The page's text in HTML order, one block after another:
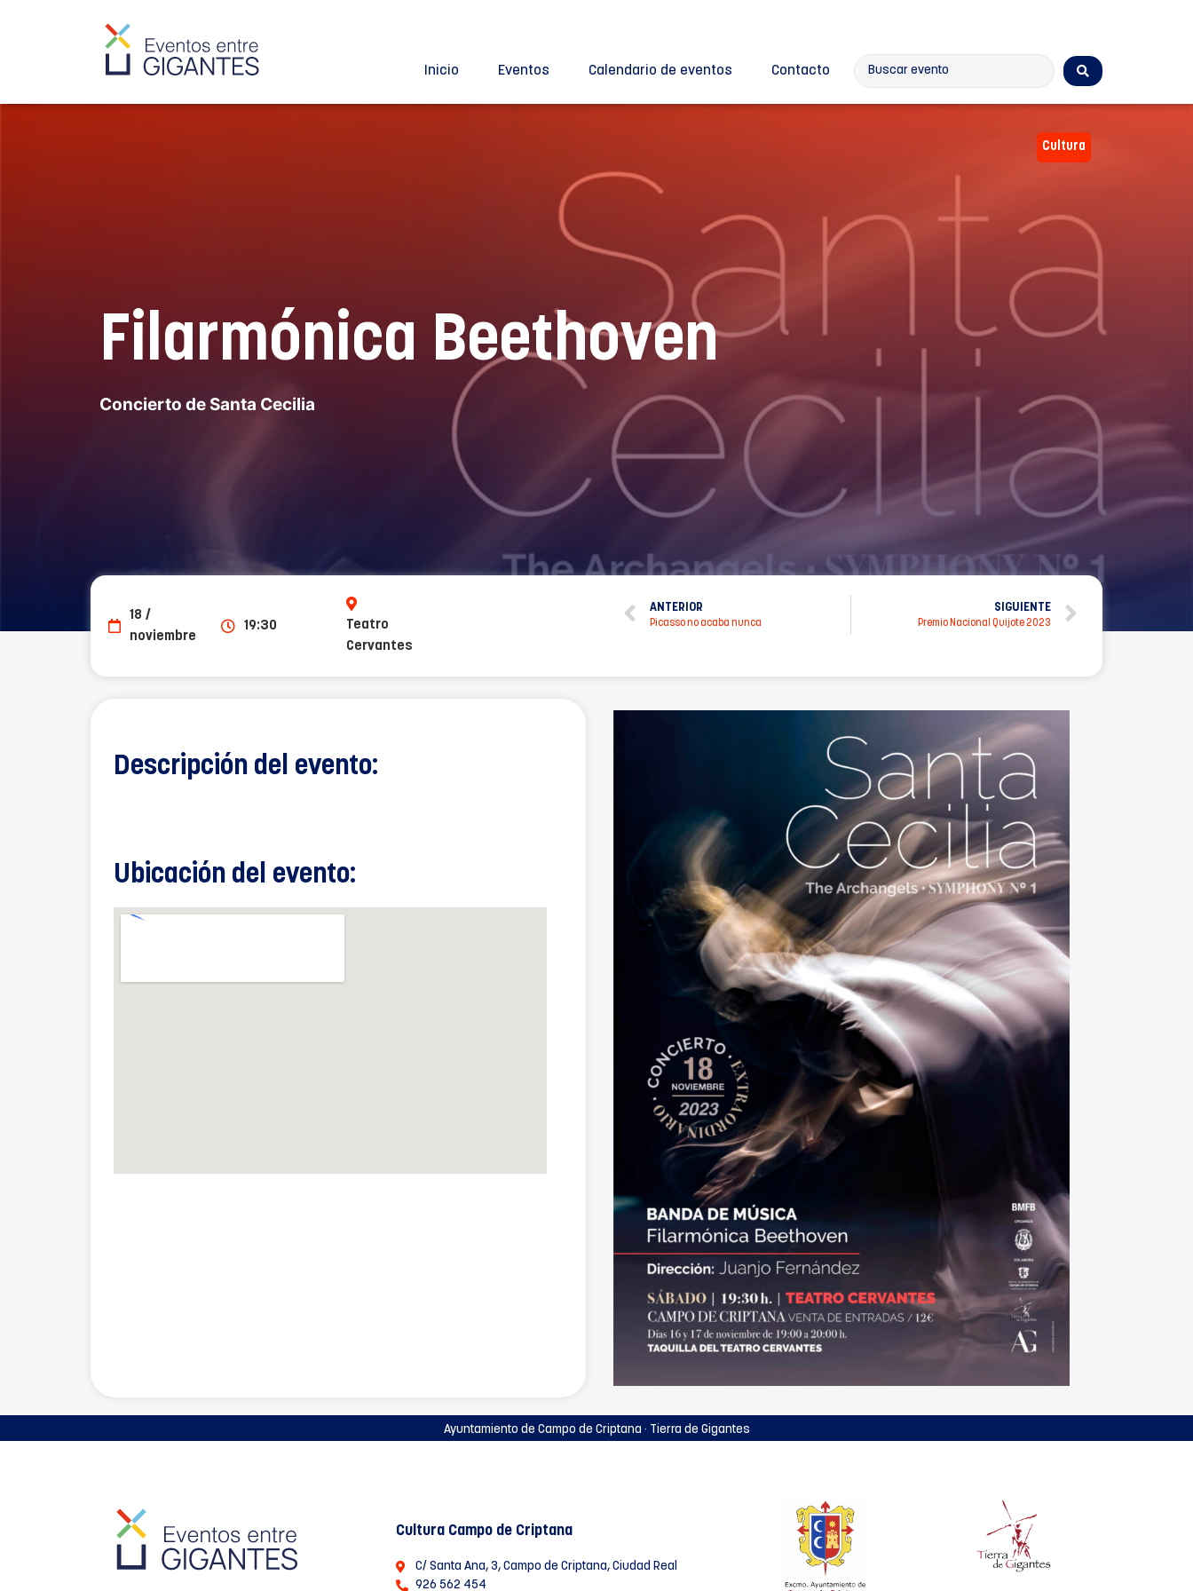
Inicio Eventos Calendario de eventos Contacto
Filarmónica Beethoven
Concierto de Santa Cecilia
Cultura
18 /
noviembre
19:30
Teatro
Cervantes
ANTERIOR
Picasso no acaba nunca
SIGUIENTE
Premio Nacional Quijote 2023
Descripción del evento:
Ubicación del evento:
Ayuntamiento de Campo de Criptana · Tierra de Gigantes
Cultura Campo de Criptana
C/ Santa Ana, 3, Campo de Criptana, Ciudad Real
926 562 454